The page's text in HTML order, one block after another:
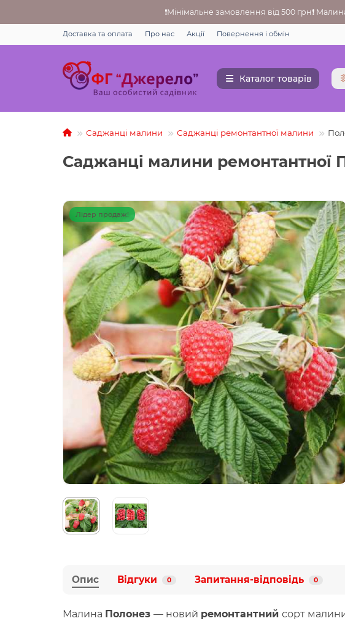
❗Мінімальне замовлення від 500 грн❗
Доставка та оплата Про нас Акції Повернення i обмін
Каталог товарів
Саджанці малини Саджанці ремонтантної малини
Саджанці малини ремонтантної
Лідер продаж!
Опис Відгуки 0 Запитання-відповідь 0
Малина Полонез — новий ремонтантний сорт